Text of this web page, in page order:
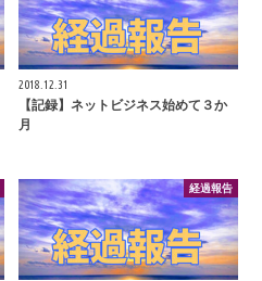
2018.12.31
【記録】ネットビジネス始めて３か
月
経過報告